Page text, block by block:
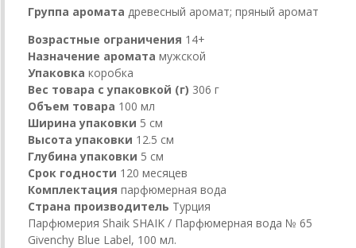
Группа аромата древесный аромат; пряный аромат
Возрастные ограничения 14+
Назначение аромата мужской
Упаковка коробка
Вес товара с упаковкой (г) 306 г
Объем товара 100 мл
Ширина упаковки 5 см
Высота упаковки 12.5 см
Глубина упаковки 5 см
Срок годности 120 месяцев
Комплектация парфюмерная вода
Страна производитель Турция
Парфюмерия Shaik SHAIK / Парфюмерная вода № 65
Givenchy Blue Label, 100 мл.